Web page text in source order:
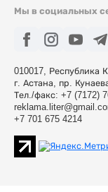
Мы в социальных
010017, Республика
г. Астана, пр.
Тел./факс: +7 (7172)
+7 701 675 4214